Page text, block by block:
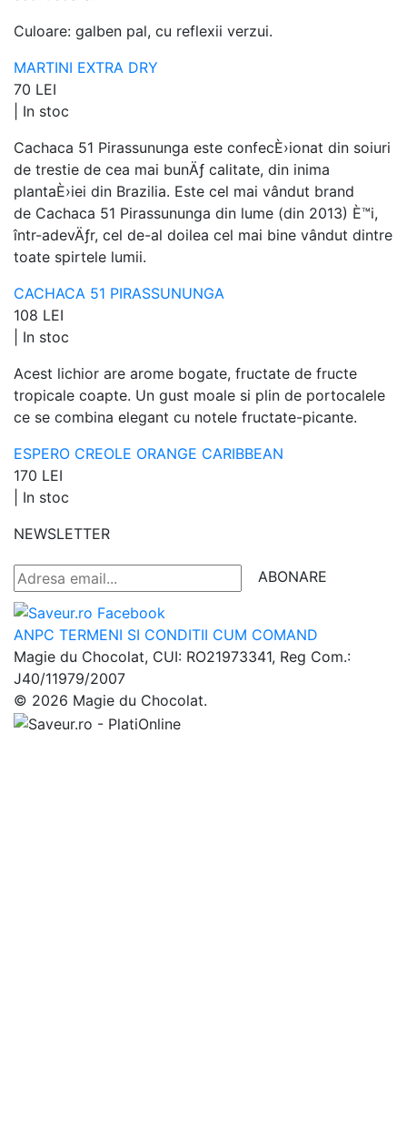
Culoare: galben pal, cu reflexii verzui.
MARTINI EXTRA DRY
70 LEI
In stoc
Cachaca 51 Pirassununga este confecÈ›ionat din soiuri
de trestie de cea mai bunÄƒ calitate, din inima
plantaÈ›iei din Brazilia. Este cel mai vândut brand
de Cachaca 51 Pirassununga din lume (din 2013) È™i,
într-adevÄƒr, cel de-al doilea cel mai bine vândut dintre
toate spirtele lumii.
CACHACA 51 PIRASSUNUNGA
108 LEI
In stoc
Acest lichior are arome bogate, fructate de fructe
tropicale coapte. Un gust moale si plin de portocalele
ce se combina elegant cu notele fructate-picante.
ESPERO CREOLE ORANGE CARIBBEAN
170 LEI
In stoc
NEWSLETTER
ABONARE
ANPC TERMENI SI CONDITII CUM COMAND
Magie du Chocolat, CUI: RO21973341, Reg Com.:
J40/11979/2007
© 2026 Magie du Chocolat.